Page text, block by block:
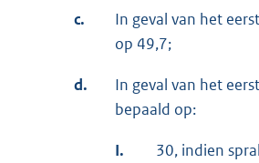
c.
In geval van het
op 49,7;
d.
In geval van het
bepaald op:
I.
30, indien